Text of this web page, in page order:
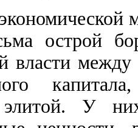
острой
власти
элитой. У